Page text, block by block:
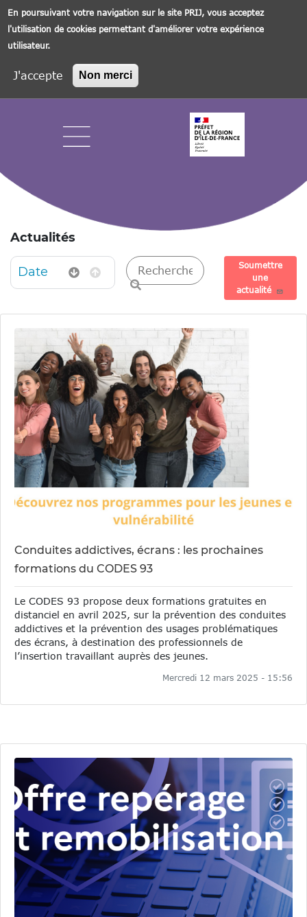
En poursuivant votre navigation sur le site PRIJ, vous acceptez
l'utilisation de cookies permettant d'améliorer votre expérience
utilisateur.
J'accepte Non merci
Actualités
Date
Rechercher une actualité
Soumettre
une
actualité
Conduites addictives, écrans : les prochaines
formations du CODES 93
Le CODES 93 propose deux formations gratuites en
distanciel en avril 2025, sur la prévention des conduites
addictives et la prévention des usages problématiques
des écrans, à destination des professionnels de
l’insertion travaillant auprès des jeunes.
Mercredi 12 mars 2025 - 15:56